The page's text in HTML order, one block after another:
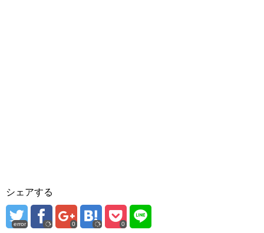
シェアする
error 0 0